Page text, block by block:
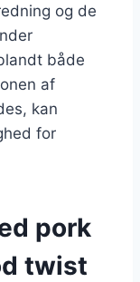
og de
både
af
kan
for
pork
twist